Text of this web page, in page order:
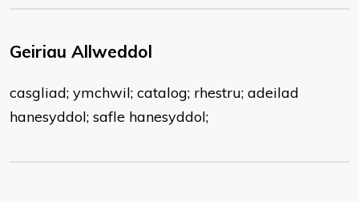
Geiriau Allweddol
casgliad; ymchwil; catalog; rhestru; adeilad
hanesyddol; safle hanesyddol;